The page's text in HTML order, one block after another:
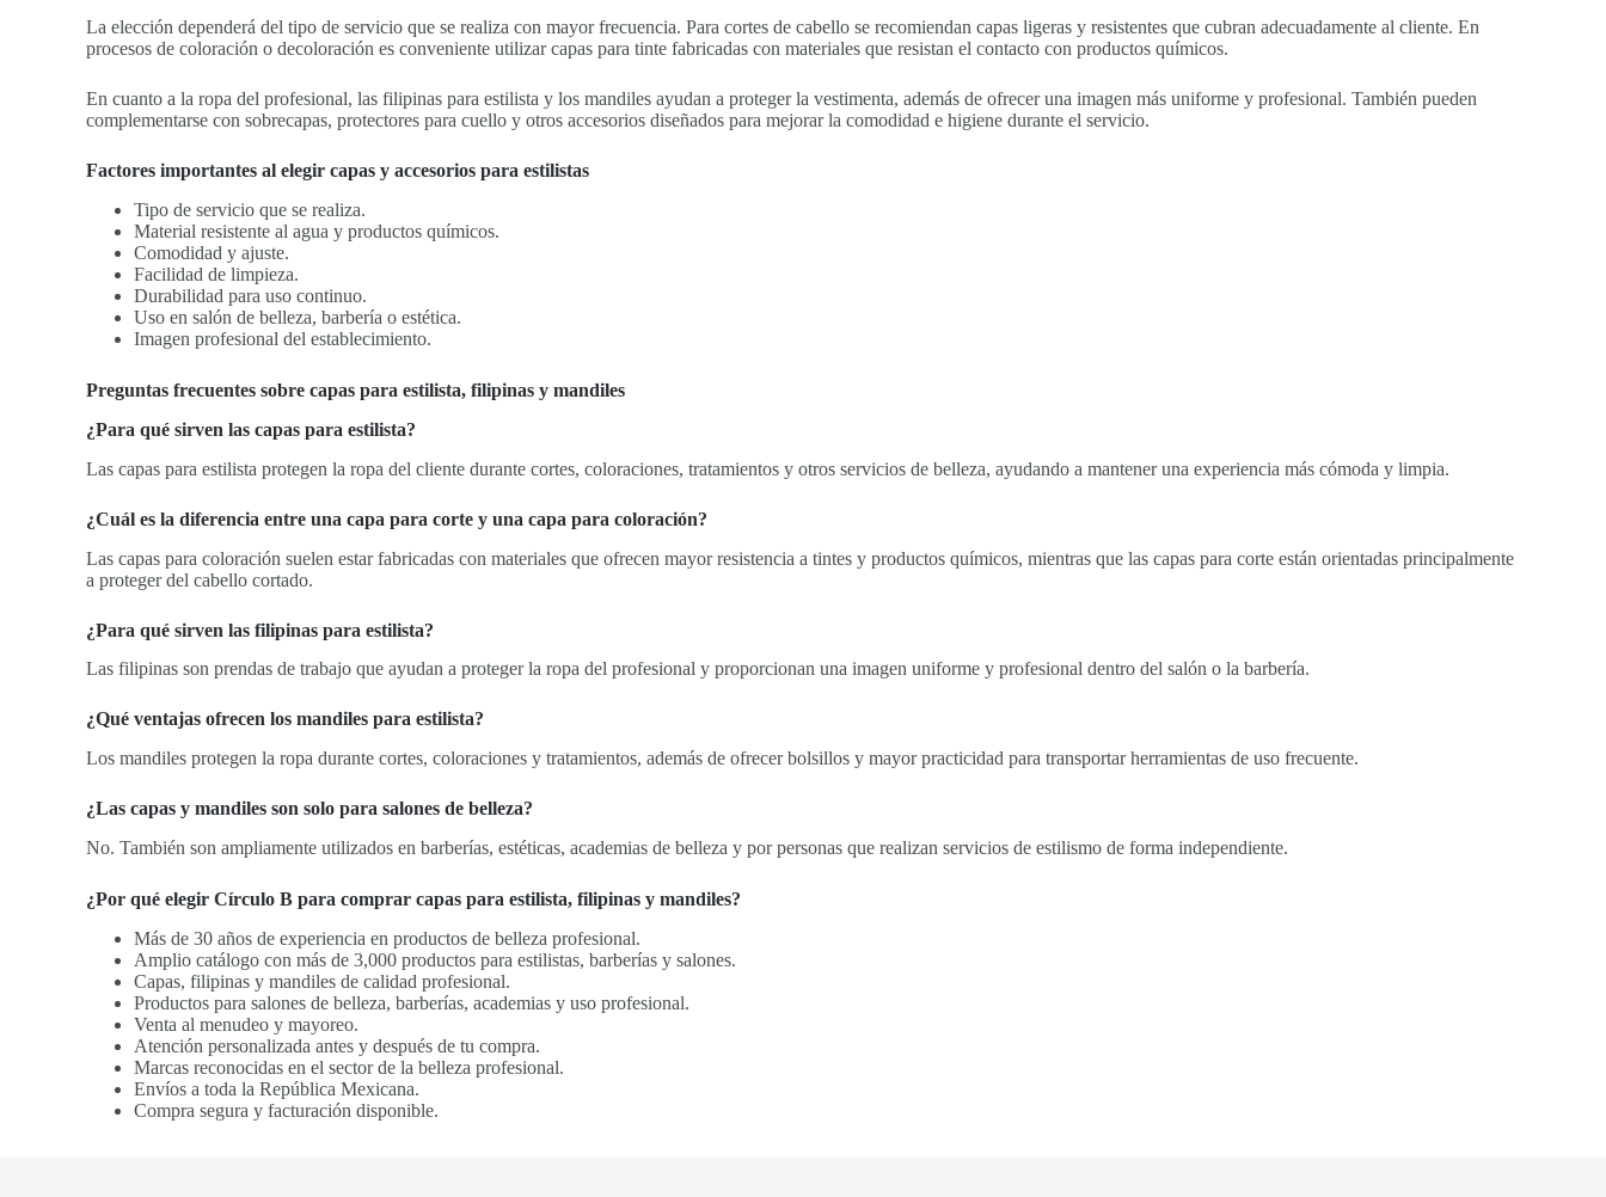
La elección dependerá del tipo de servicio que se realiza con mayor frecuencia. Para cortes de cabello se recomiendan capas ligeras y resistentes que cubran adecuadamente al cliente. En
procesos de coloración o decoloración es conveniente utilizar capas para tinte fabricadas con materiales que resistan el contacto con productos químicos.
En cuanto a la ropa del profesional, las filipinas para estilista y los mandiles ayudan a proteger la vestimenta, además de ofrecer una imagen más uniforme y profesional. También pueden
complementarse con sobrecapas, protectores para cuello y otros accesorios diseñados para mejorar la comodidad e higiene durante el servicio.
Factores importantes al elegir capas y accesorios para estilistas
Tipo de servicio que se realiza.
Material resistente al agua y productos químicos.
Comodidad y ajuste.
Facilidad de limpieza.
Durabilidad para uso continuo.
Uso en salón de belleza, barbería o estética.
Imagen profesional del establecimiento.
Preguntas frecuentes sobre capas para estilista, filipinas y mandiles
¿Para qué sirven las capas para estilista?
Las capas para estilista protegen la ropa del cliente durante cortes, coloraciones, tratamientos y otros servicios de belleza, ayudando a mantener una experiencia más cómoda y limpia.
¿Cuál es la diferencia entre una capa para corte y una capa para coloración?
Las capas para coloración suelen estar fabricadas con materiales que ofrecen mayor resistencia a tintes y productos químicos, mientras que las capas para corte están orientadas principalmente
a proteger del cabello cortado.
¿Para qué sirven las filipinas para estilista?
Las filipinas son prendas de trabajo que ayudan a proteger la ropa del profesional y proporcionan una imagen uniforme y profesional dentro del salón o la barbería.
¿Qué ventajas ofrecen los mandiles para estilista?
Los mandiles protegen la ropa durante cortes, coloraciones y tratamientos, además de ofrecer bolsillos y mayor practicidad para transportar herramientas de uso frecuente.
¿Las capas y mandiles son solo para salones de belleza?
No. También son ampliamente utilizados en barberías, estéticas, academias de belleza y por personas que realizan servicios de estilismo de forma independiente.
¿Por qué elegir Círculo B para comprar capas para estilista, filipinas y mandiles?
Más de 30 años de experiencia en productos de belleza profesional.
Amplio catálogo con más de 3,000 productos para estilistas, barberías y salones.
Capas, filipinas y mandiles de calidad profesional.
Productos para salones de belleza, barberías, academias y uso profesional.
Venta al menudeo y mayoreo.
Atención personalizada antes y después de tu compra.
Marcas reconocidas en el sector de la belleza profesional.
Envíos a toda la República Mexicana.
Compra segura y facturación disponible.